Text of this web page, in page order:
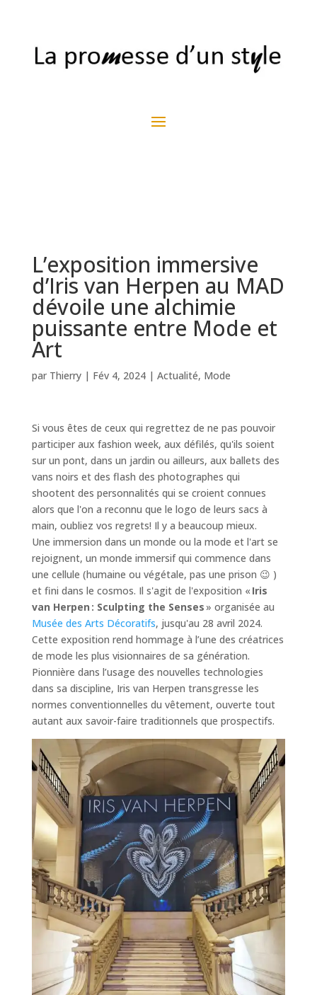
L’exposition immersive
d’Iris van Herpen au MAD
dévoile une alchimie
puissante entre Mode et
Art
par Thierry| Fév 4, 2024| Actualité, Mode
Si vous êtes de ceux qui regrettez de ne pas pouvoir
participer aux fashion week, aux défilés, qu'ils soient
sur un pont, dans un jardin ou ailleurs, aux ballets des
vans noirs et des flash des photographes qui
shootent des personnalités qui se croient connues
alors que l'on a reconnu que le logo de leurs sacs à
main, oubliez vos regrets! Il y a beaucoup mieux.
Une immersion dans un monde ou la mode et l'art se
rejoignent, un monde immersif qui commence dans
une cellule (humaine ou végétale, pas une prison 😉 )
et fini dans le cosmos. Il s'agit de l'exposition « Iris
van Herpen : Sculpting the Senses » organisée au
Musée des Arts Décoratifs, jusqu'au 28 avril 2024.
Cette exposition rend hommage à l’une des créatrices
de mode les plus visionnaires de sa génération.
Pionnière dans l’usage des nouvelles technologies
dans sa discipline, Iris van Herpen transgresse les
normes conventionnelles du vêtement, ouverte tout
autant aux savoir-faire traditionnels que prospectifs.